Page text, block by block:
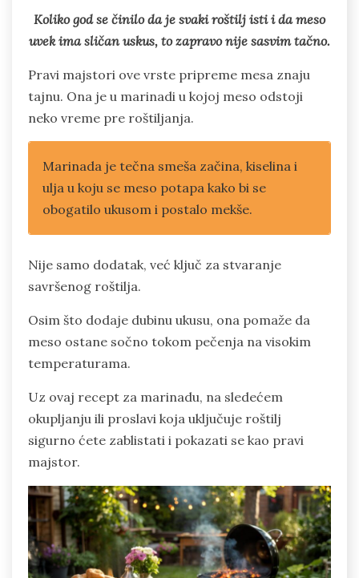
Koliko god se činilo da je svaki roštilj isti i da meso
uvek ima sličan uskus, to zapravo nije sasvim tačno.
Pravi majstori ove vrste pripreme mesa znaju
tajnu. Ona je u marinadi u kojoj meso odstoji
neko vreme pre roštiljanja.
Marinada je tečna smeša začina, kiselina i
ulja u koju se meso potapa kako bi se
obogatilo ukusom i postalo mekše.
Nije samo dodatak, već ključ za stvaranje
savršenog roštilja.
Osim što dodaje dubinu ukusu, ona pomaže da
meso ostane sočno tokom pečenja na visokim
temperaturama.
Uz ovaj recept za marinadu, na sledećem
okupljanju ili proslavi koja uključuje roštilj
sigurno ćete zablistati i pokazati se kao pravi
majstor.